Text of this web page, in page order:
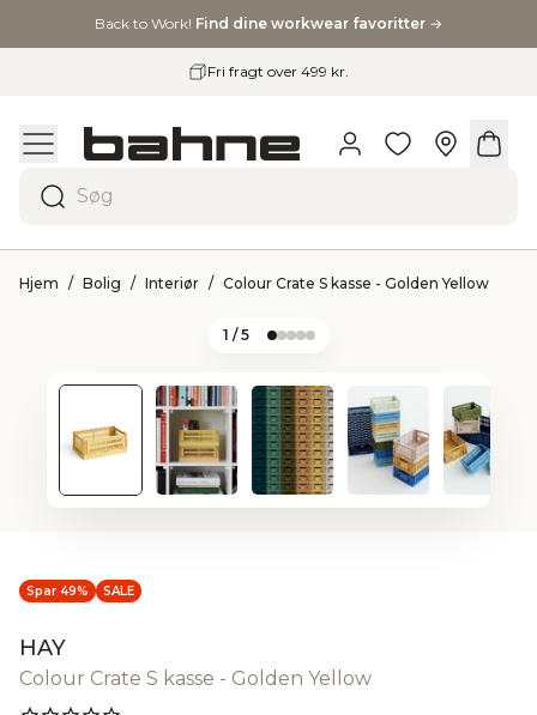
Back to Work! Find dine workwear favoritter →
Fri fragt over 499 kr.
Søg
Hjem Bolig Interiør Colour Crate S kasse - Golden Yellow
1 / 5
Spar 49% SALE
HAY
Colour Crate S kasse - Golden Yellow